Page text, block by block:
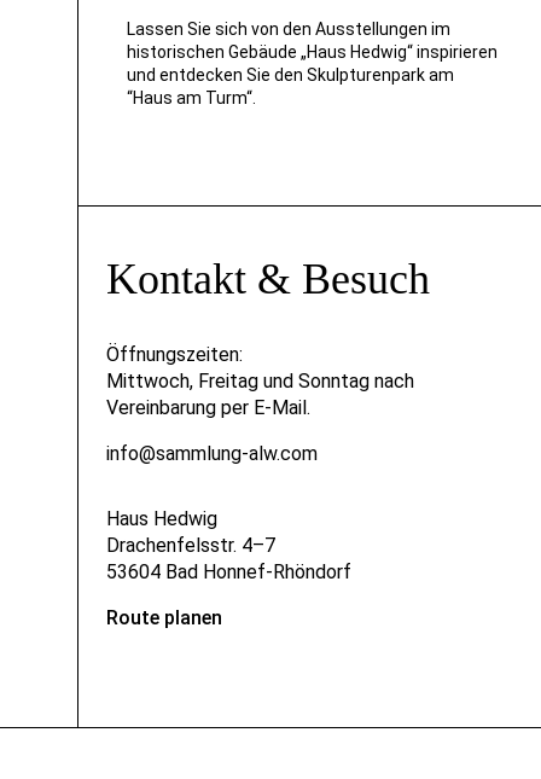
Lassen Sie sich von den Ausstellungen im
historischen Gebäude „Haus Hedwig“ inspirieren
und entdecken Sie den Skulpturenpark am
“Haus am Turm“.
Haus Hedwig
Drachenfelsstr. 4–7
53604 Bad Honnef-Rhöndorf
Route planen
Kontakt & Besuch
Öffnungszeiten:
Mittwoch, Freitag und Sonntag nach
Vereinbarung per E-Mail.
info@sammlung-alw.com